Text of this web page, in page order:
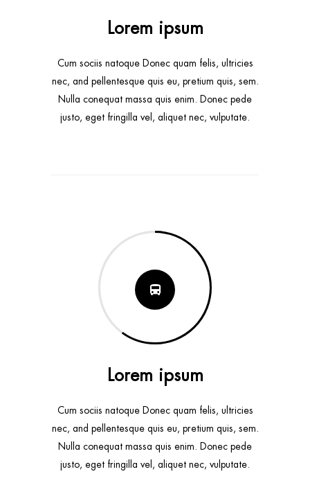
Lorem ipsum
Cum sociis natoque Donec quam felis, ultricies
nec, and pellentesque quis eu, pretium quis, sem.
Nulla conequat massa quis enim. Donec pede
justo, eget fringilla vel, aliquet nec, vulputate.
Lorem ipsum
Cum sociis natoque Donec quam felis, ultricies
nec, and pellentesque quis eu, pretium quis, sem.
Nulla conequat massa quis enim. Donec pede
justo, eget fringilla vel, aliquet nec, vulputate.